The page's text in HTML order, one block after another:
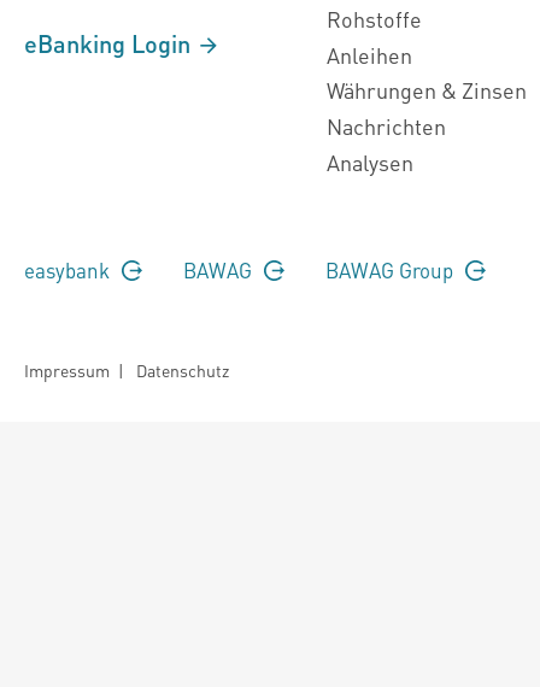
eBanking Login
Rohstoffe
Anleihen
Währungen & Zinsen
Nachrichten
Analysen
easybank BAWAG BAWAG Group
Impressum | Datenschutz